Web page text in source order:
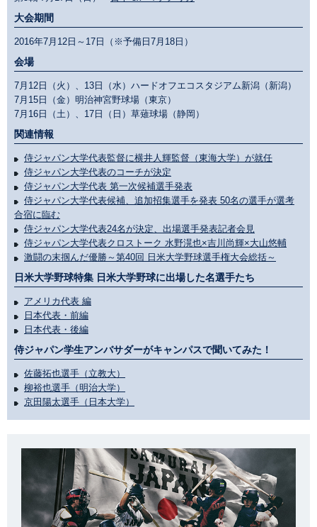
大会期間
2016年7月12日～17日（※予備日7月18日）
会場
7月12日（火）、13日（水）ハードオフエコスタジアム新潟（新潟）
7月15日（金）明治神宮野球場（東京）
7月16日（土）、17日（日）草薙球場（静岡）
関連情報
侍ジャパン大学代表監督に横井人輝監督（東海大学）が就任
侍ジャパン大学代表のコーチが決定
侍ジャパン大学代表 第一次候補選手発表
侍ジャパン大学代表候補、追加招集選手を発表 50名の選手が選考
合宿に臨む
侍ジャパン大学代表24名が決定、出場選手発表記者会見
侍ジャパン大学代表クロストーク 水野滉也×吉川尚輝×大山悠輔
激闘の末掴んだ優勝～第40回 日米大学野球選手権大会総括～
日米大学野球特集 日米大学野球に出場した名選手たち
アメリカ代表 編
日本代表・前編
日本代表・後編
侍ジャパン学生アンバサダーがキャンパスで聞いてみた！
佐藤拓也選手（立教大）
柳裕也選手（明治大学）
京田陽太選手（日本大学）